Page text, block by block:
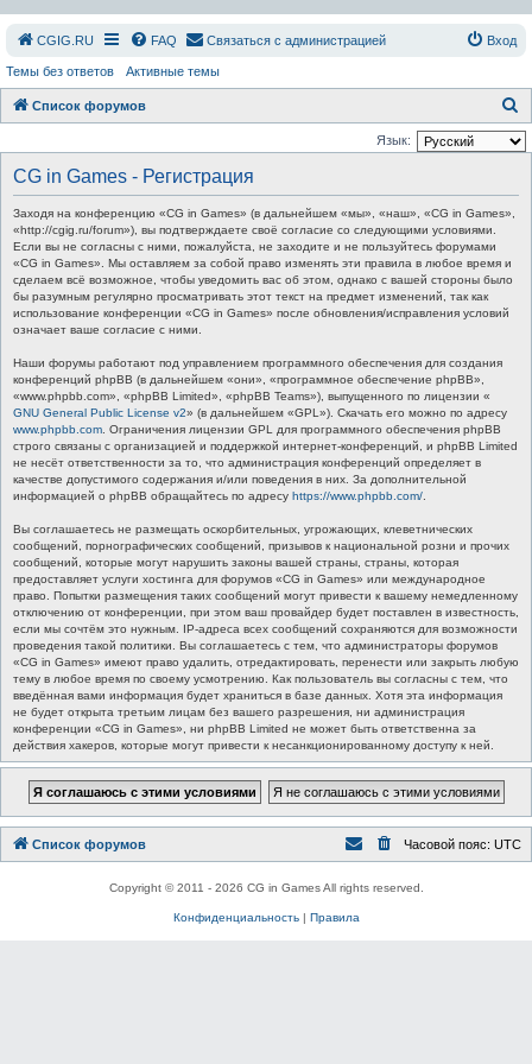
СGIG.RU FAQ Связаться с администрацией Вход
Темы без ответов Активные темы
Список форумов
о
Язык:
CG in Games - Регистрация
Заходя на конференцию «CG in Games» (в дальнейшем «мы», «наш», «CG in Games»,
«http://cgig.ru/forum»), вы подтверждаете своё согласие со следующими условиями.
Если вы не согласны с ними, пожалуйста, не заходите и не пользуйтесь форумами
«CG in Games». Мы оставляем за собой право изменять эти правила в любое время и
сделаем всё возможное, чтобы уведомить вас об этом, однако с вашей стороны было
бы разумным регулярно просматривать этот текст на предмет изменений, так как
использование конференции «CG in Games» после обновления/исправления условий
означает ваше согласие с ними.
Наши форумы работают под управлением программного обеспечения для создания
конференций phpBB (в дальнейшем «они», «программное обеспечение phpBB»,
«www.phpbb.com», «phpBB Limited», «phpBB Teams»), выпущенного по лицензии «
GNU General Public License v2» (в дальнейшем «GPL»). Скачать его можно по адресу
www.phpbb.com . Ограничения лицензии GPL для программного обеспечения phpBB
строго связаны с организацией и поддержкой интернет-конференций, и phpBB Limited
не несёт ответственности за то, что администрация конференций определяет в
качестве допустимого содержания и/или поведения в них. За дополнительной
информацией о phpBB обращайтесь по адресу https://www.phpbb.com/
Вы соглашаетесь не размещать оскорбительных, угрожающих, клеветнических
сообщений, порнографических сообщений, призывов к национальной розни и прочих
сообщений, которые могут нарушить законы вашей страны, страны, которая
предоставляет услуги хостинга для форумов «CG in Games» или международное
право. Попытки размещения таких сообщений могут привести к вашему немедленному
отключению от конференции, при этом ваш провайдер будет поставлен в известность,
если мы сочтём это нужным. IP-адреса всех сообщений сохраняются для возможности
проведения такой политики. Вы соглашаетесь с тем, что администраторы форумов
«CG in Games» имеют право удалить, отредактировать, перенести или закрыть любую
тему в любое время по своему усмотрению. Как пользователь вы согласны с тем, что
введённая вами информация будет храниться в базе данных. Хотя эта информация
не будет открыта третьим лицам без вашего разрешения, ни администрация
конференции «CG in Games», ни phpBB Limited не может быть ответственна за
действия хакеров, которые могут привести к несанкционированному доступу к ней.
Список форумов Часовой пояс: UTC
Copyright © 2011 - 2026 CG in Games All rights reserved.
Конфиденциальность| Правила